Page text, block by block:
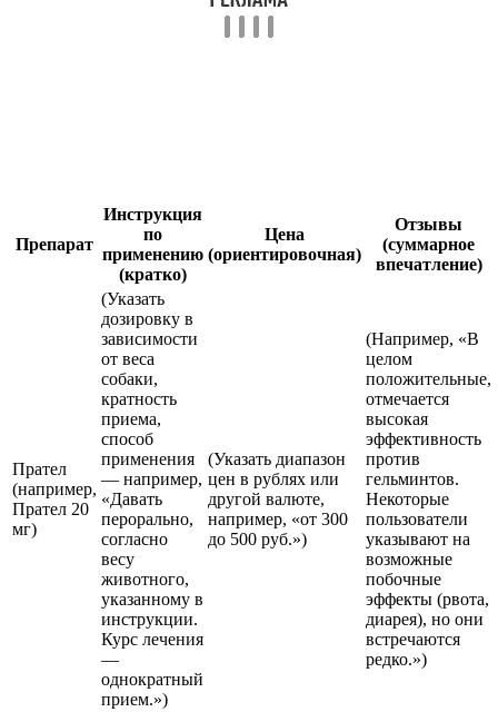
Препарат
Инструкция
по
применению
(кратко)
Цена
(ориентировочная)
Отзывы
(суммарное
впечатление)
Прател
(например,
Прател 20
мг)
(Указать
дозировку в
зависимости
от веса
собаки,
кратность
приема,
способ
применения
— например,
«Давать
перорально,
согласно
весу
животного,
указанному в
инструкции.
Курс лечения
—
однократный
прием.»)
(Указать диапазон
цен в рублях или
другой валюте,
например, «от 300
до 500 руб.»)
(Например, «В
целом
положительные,
отмечается
высокая
эффективность
против
гельминтов.
Некоторые
пользователи
указывают на
возможные
побочные
эффекты (рвота,
диарея), но они
встречаются
редко.»)